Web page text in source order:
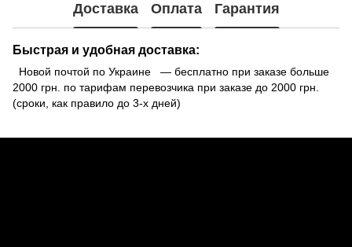
Доставка Оплата Гарантия
Быстрая и удобная доставка:
Новой почтой по Украине — бесплатно при заказе больше
2000 грн. по тарифам перевозчика при заказе до 2000 грн.
(сроки, как правило до 3-х дней)